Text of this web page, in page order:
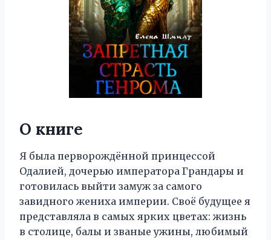
О книге
Я была перворождённой принцессой
Одалией, дочерью императора Грандары и
готовилась выйти замуж за самого
завидного жениха империи. Своё будущее я
представляла в самых ярких цветах: жизнь
в столице, балы и званые ужины, любимый